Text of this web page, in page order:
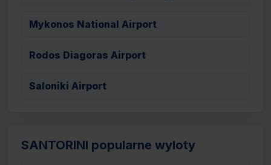
Mykonos National Airport
Rodos Diagoras Airport
Saloniki Airport
SANTORINI popularne wyloty